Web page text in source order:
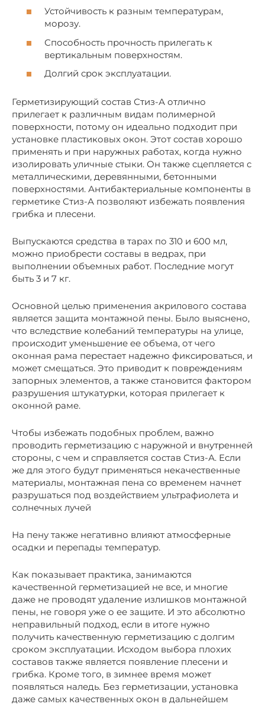
Устойчивость к разным температурам,
морозу.
Способность прочность прилегать к
вертикальным поверхностям.
Долгий срок эксплуатации.
Герметизирующий состав Стиз-А отлично
прилегает к различным видам полимерной
поверхности, потому он идеально подходит при
установке пластиковых окон. Этот состав хорошо
применять и при наружных работах, когда нужно
изолировать уличные стыки. Он также сцепляется с
металлическими, деревянными, бетонными
поверхностями. Антибактериальные компоненты в
герметике Стиз-А позволяют избежать появления
грибка и плесени.
Выпускаются средства в тарах по 310 и 600 мл,
можно приобрести составы в ведрах, при
выполнении объемных работ. Последние могут
быть 3 и 7 кг.
Основной целью применения акрилового состава
является защита монтажной пены. Было выяснено,
что вследствие колебаний температуры на улице,
происходит уменьшение ее объема, от чего
оконная рама перестает надежно фиксироваться, и
может смещаться. Это приводит к повреждениям
запорных элементов, а также становится фактором
разрушения штукатурки, которая прилегает к
оконной раме.
Чтобы избежать подобных проблем, важно
проводить герметизацию с наружной и внутренней
стороны, с чем и справляется состав Стиз-А. Если
же для этого будут применяться некачественные
материалы, монтажная пена со временем начнет
разрушаться под воздействием ультрафиолета и
солнечных лучей
На пену также негативно влияют атмосферные
осадки и перепады температур.
Как показывает практика, занимаются
качественной герметизацией не все, и многие
даже не проводят удаление излишков монтажной
пены, не говоря уже о ее защите. И это абсолютно
неправильный подход, если в итоге нужно
получить качественную герметизацию с долгим
сроком эксплуатации. Исходом выбора плохих
составов также является появление плесени и
грибка. Кроме того, в зимнее время может
появляться наледь. Без герметизации, установка
даже самых качественных окон в дальнейшем